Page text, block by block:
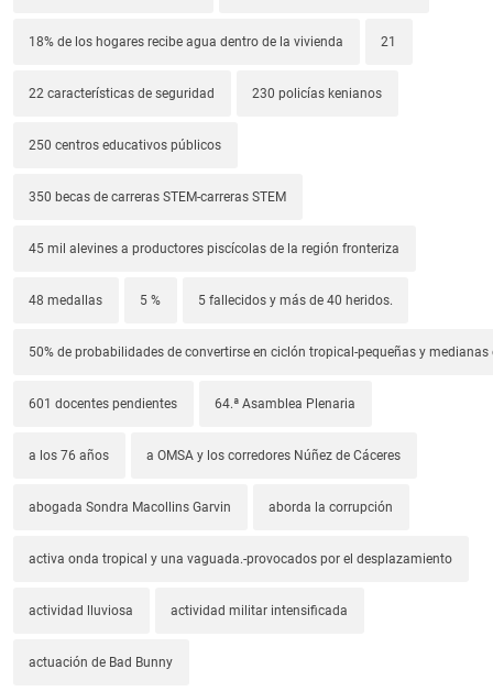
18% de los hogares recibe agua dentro de la vivienda 21
22 características de seguridad 230 policías kenianos
250 centros educativos públicos
350 becas de carreras STEM-carreras STEM
45 mil alevines a productores piscícolas de la región fronteriza
48 medallas 5 % 5 fallecidos y más de 40 heridos.
50% de probabilidades de convertirse en ciclón tropical-pequeñas y
601 docentes pendientes 64.ª Asamblea Plenaria
a los 76 años a OMSA y los corredores Núñez de Cáceres
abogada Sondra Macollins Garvin aborda la corrupción
activa onda tropical y una vaguada.-provocados por el desplazamiento
actividad lluviosa actividad militar intensificada
actuación de Bad Bunny